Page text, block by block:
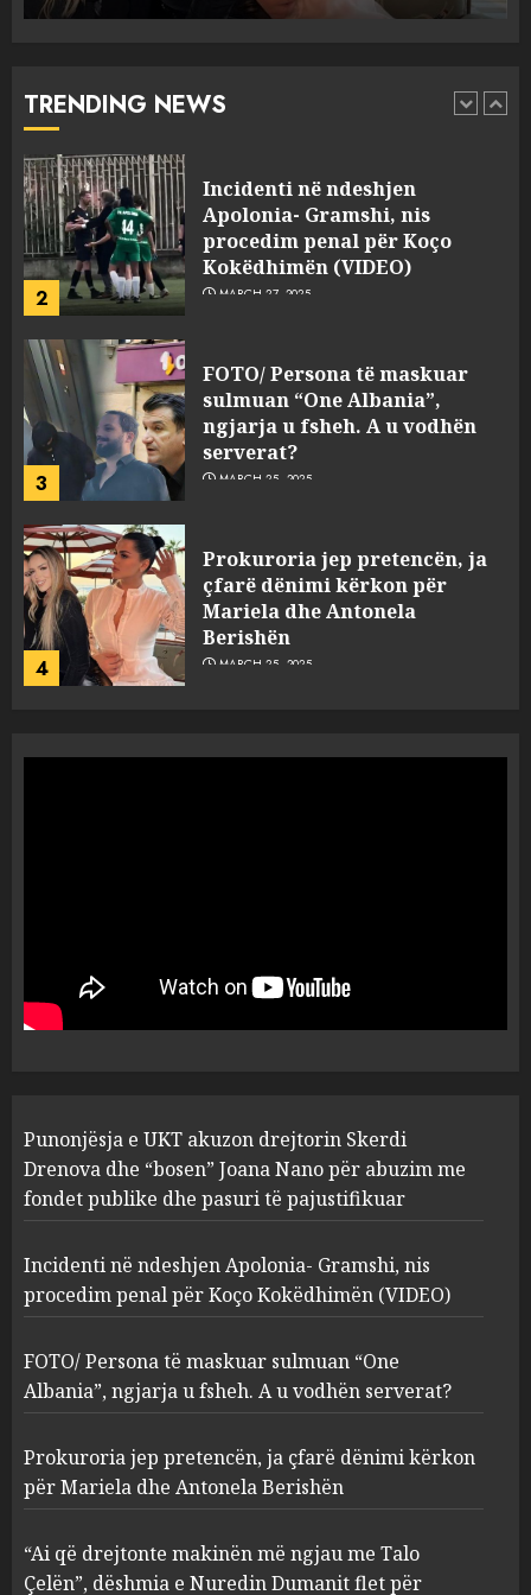
TRENDING NEWS
1
pasuri të pajustifikuar
2
Incidenti në ndeshjen
Apolonia- Gramshi, nis
procedim penal për Koço
Kokëdhimën (VIDEO)
MARCH 27, 2025
3
FOTO/ Persona të maskuar
sulmuan “One Albania”,
ngjarja u fsheh. A u vodhën
serverat?
MARCH 25, 2025
4
Prokuroria jep pretencën, ja
çfarë dënimi kërkon për
Mariela dhe Antonela
Berishën
MARCH 25, 2025
1
“bosen” Joana Nano për
abuzim me fondet publike dhe
pasuri të pajustifikuar
2
Apolonia- Gramshi, nis
procedim penal për Koço
Kokëdhimën (VIDEO)
MARCH 27, 2025
3
FOTO/ Persona të maskuar
sulmuan “One Albania”,
ngjarja u fsheh. A u vodhën
serverat?
Prokuroria jep pretencën, ja
çfarë dënimi kërkon për
Berishën
MARCH 25, 2025
Punonjësja e UKT akuzon drejtorin Skerdi
Drenova dhe “bosen” Joana Nano për abuzim me
fondet publike dhe pasuri të pajustifikuar
Incidenti në ndeshjen Apolonia- Gramshi, nis
procedim penal për Koço Kokëdhimën (VIDEO)
FOTO/ Persona të maskuar sulmuan “One
Albania”, ngjarja u fsheh. A u vodhën serverat?
Prokuroria jep pretencën, ja çfarë dënimi kërkon
për Mariela dhe Antonela Berishën
“Ai që drejtonte makinën më ngjau me Talo
Çelën”, dëshmia e Nuredin Dumanit flet për